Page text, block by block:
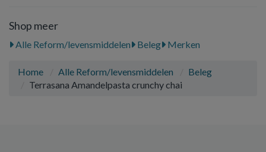
Shop meer
Alle Reform/levensmiddelen Beleg Merken
Home Alle Reform/levensmiddelen
Beleg
Terrasana Amandelpasta crunchy chai